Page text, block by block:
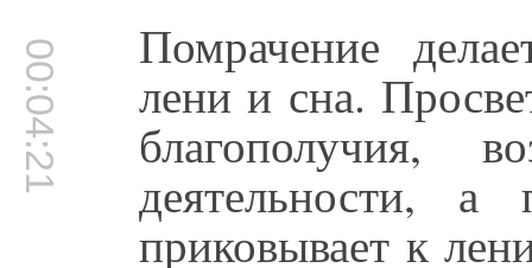
00:04:21 Помрачение
лени и сна.
благополучия,
деятельности, а
приковывает к